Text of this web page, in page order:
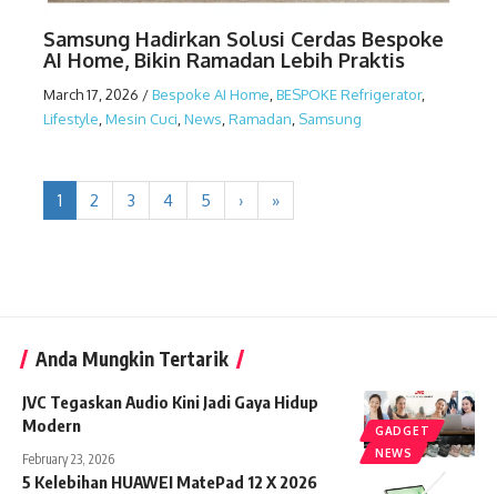
Samsung Hadirkan Solusi Cerdas Bespoke
AI Home, Bikin Ramadan Lebih Praktis
March 17, 2026 /Bespoke AI Home,BESPOKE Refrigerator,
Lifestyle,Mesin Cuci,News,Ramadan, Samsung
1 2 3 4 5 › »
Anda Mungkin Tertarik
GADGET
NEWS
JVC Tegaskan Audio Kini Jadi Gaya Hidup
Modern
February 23, 2026
5 Kelebihan HUAWEI MatePad 12 X 2026